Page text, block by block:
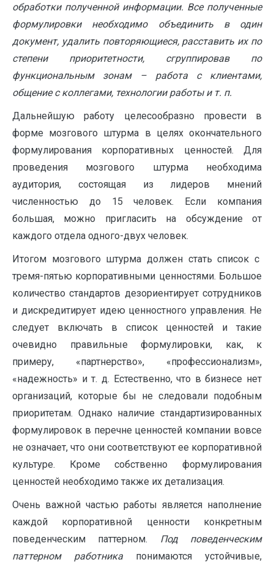
обработки полученной информации. Все полученные
формулировки необходимо объединить в один
документ, удалить повторяющиеся, расставить их по
степени приоритетности, сгруппировав по
функциональным зонам – работа с клиентами,
общение с коллегами, технологии работы и т. п.
Дальнейшую работу целесообразно провести в
форме мозгового штурма в целях окончательного
формулирования корпоративных ценностей. Для
проведения мозгового штурма необходима
аудитория, состоящая из лидеров мнений
численностью до 15 человек. Если компания
большая, можно пригласить на обсуждение от
каждого отдела одного-двух человек.
Итогом мозгового штурма должен стать список с
тремя-пятью корпоративными ценностями. Большое
количество стандартов дезориентирует сотрудников
и дискредитирует идею ценностного управления. Не
следует включать в список ценностей и такие
очевидно правильные формулировки, как, к
примеру, «партнерство», «профессионализм»,
«надежность» и т. д. Естественно, что в бизнесе нет
организаций, которые бы не следовали подобным
приоритетам. Однако наличие стандартизированных
формулировок в перечне ценностей компании вовсе
не означает, что они соответствуют ее корпоративной
культуре. Кроме собственно формулирования
ценностей необходимо также их детализация.
Очень важной частью работы является наполнение
каждой корпоративной ценности конкретным
поведенческим паттерном. Под поведенческим
паттерном работника понимаются устойчивые,